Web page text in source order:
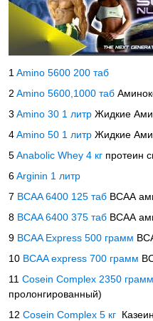
1 Amino 5600 200 таб
2 Amino 5600,1000 таб
3 Amino 30 1 литр Жидкие
4Amino 50 1 литр Жидкие
5Anabolic Whey 4 кг протеин
6Arginin 1 литр
7 BCAA 6400 125 таб ВСАА
8 BCAA 6400 375 таб ВСАА
9 BCAA Express 500 грамм
10 BCAA express 700 грамм
11 Cosein Complex 2350 грамм
пролонгированный)
12 Cosein Complex 5 кг